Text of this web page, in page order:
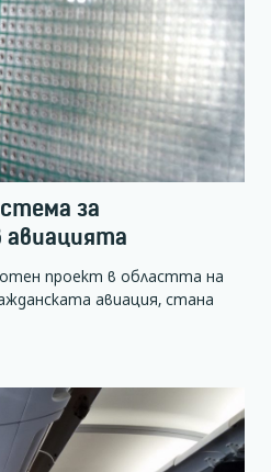
за
авиацията
проект в областта на
авиация, стана